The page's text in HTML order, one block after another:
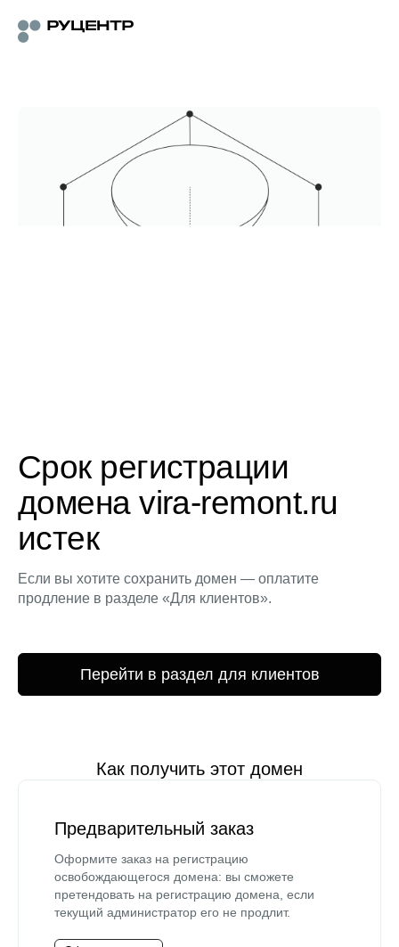
Срок регистрации
домена vira-remont.ru
истек
Если вы хотите сохранить домен — оплатите
продление в разделе «Для клиентов».
Перейти в раздел для клиентов
Как получить этот домен
Предварительный заказ
Оформите заказ на регистрацию
освобождающегося домена: вы сможете
претендовать на регистрацию домена, если
текущий администратор его не продлит.